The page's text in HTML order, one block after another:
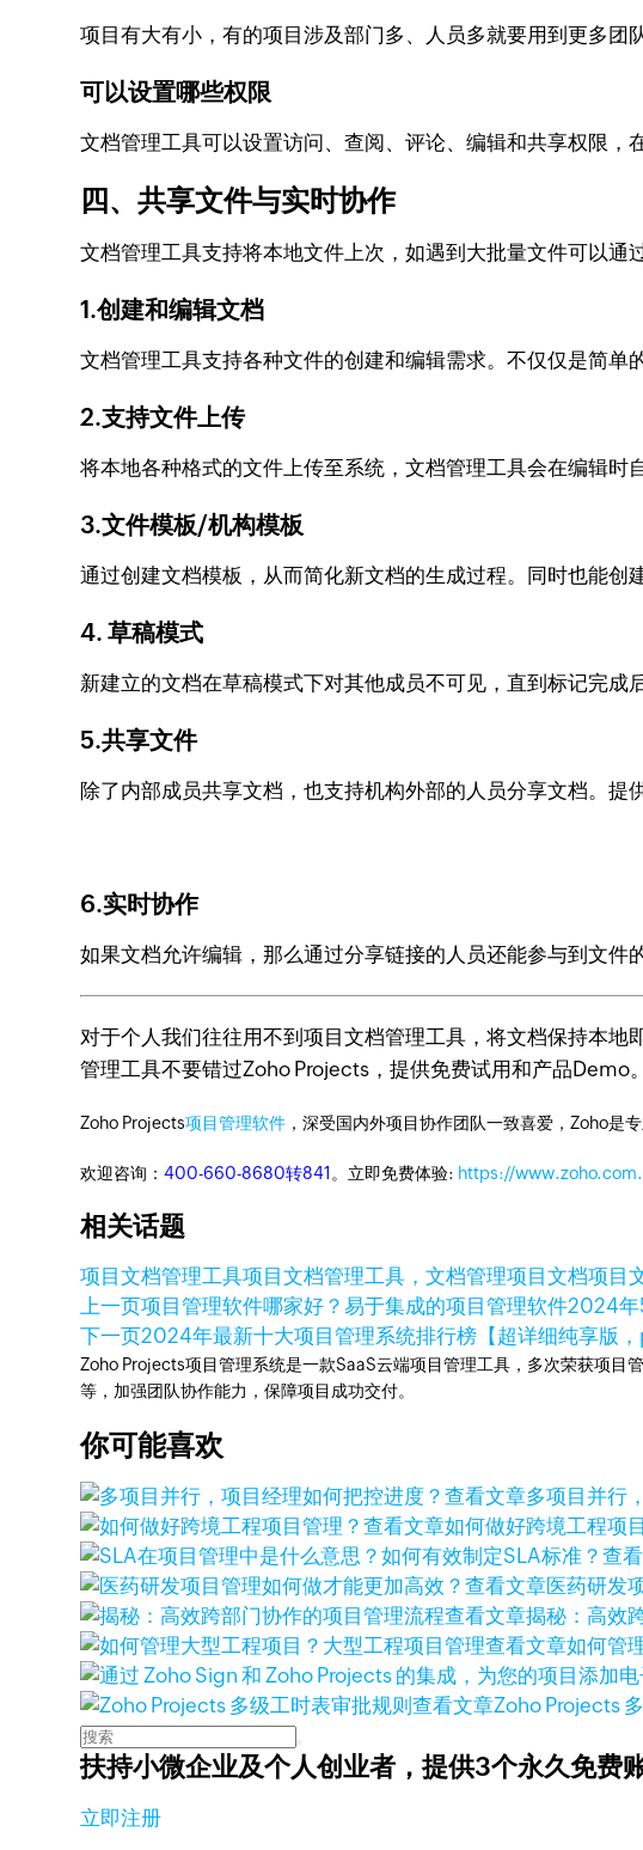
项目有大有小，有的项目涉及部门多、人员多就要用到更多团
可以设置哪些权限
文档管理工具可以设置访问、查阅、评论、编辑和共享权限，
四、共享文件与实时协作
文档管理工具支持将本地文件上次，如遇到大批量文件可以通
1.创建和编辑文档
文档管理工具支持各种文件的创建和编辑需求。不仅仅是简单
2.支持文件上传
将本地各种格式的文件上传至系统，文档管理工具会在编辑时
3.文件模板/机构模板
通过创建文档模板，从而简化新文档的生成过程。同时也能创
4. 草稿模式
新建立的文档在草稿模式下对其他成员不可见，直到标记完成
5.共享文件
除了内部成员共享文档，也支持机构外部的人员分享文档。提
6.实时协作
如果文档允许编辑，那么通过分享链接的人员还能参与到文件
对于个人我们往往用不到项目文档管理工具，将文档保持本
管理工具不要错过Zoho Projects，提供免费试用和产品Demo。
Zoho Projects项目管理软件 ，深受国内外项目协作团队一致喜爱，Zoho是
欢迎咨询：400-660-8680转841 。立即免费体验: https://
相关话题
项目文档管理工具项目文档管理工具，文档管理项目文档项目
上一页项目管理软件哪家好？易于集成的项目管理软件2024年
下一页2024年最新十大项目管理系统排行榜【超详细纯享版，
Zoho Projects项目管理系统是一款SaaS云端项目管理工具，多次荣获项
等，加强团队协作能力，保障项目成功交付。
你可能喜欢
查看文章多项目并行
查看文章如何做好跨境工程项
查
查看文章医药研发
查看文章揭秘：高效
查看文章如何管
查看文章Zoho Projects
扶持小微企业及个人创业者，提供3个永久免费
立即注册